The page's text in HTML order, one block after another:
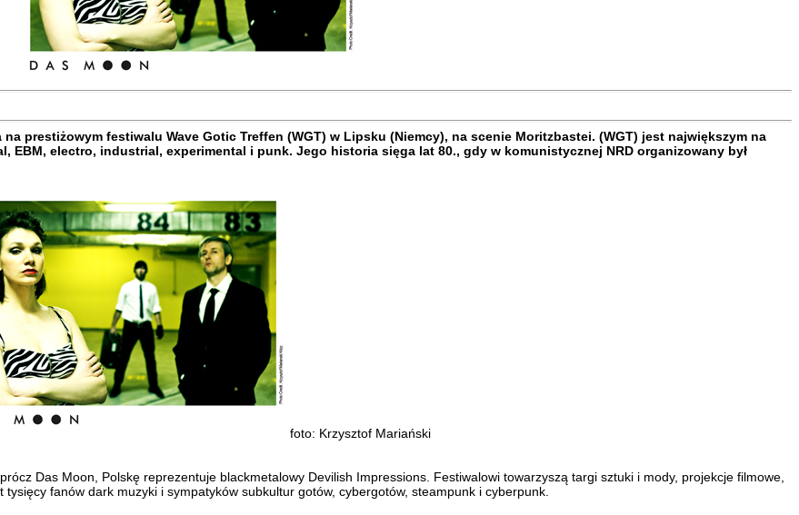
prestiżowym festiwalu Wave Gotic Treffen (WGT) w Lipsku (Niemcy), na scenie Moritzbastei. (WGT) jest największym na
electro, industrial, experimental i punk. Jego historia sięga lat 80., gdy w komunistycznej NRD organizowany był
foto: Krzysztof Mariański
Das Moon, Polskę reprezentuje blackmetalowy Devilish Impressions. Festiwalowi towarzyszą targi sztuki i mody, projekcje filmowe,
fanów dark muzyki i sympatyków subkultur gotów, cybergotów, steampunk i cyberpunk.